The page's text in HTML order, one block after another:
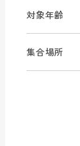
対象年齢
集合場所